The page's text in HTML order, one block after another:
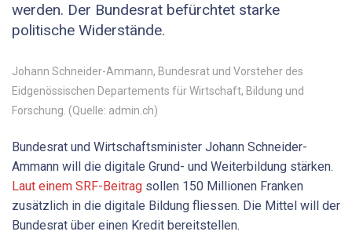
werden. Der Bundesrat befürchtet starke
politische Widerstände.
Johann Schneider-Ammann, Bundesrat und Vorsteher des
Eidgenössischen Departements für Wirtschaft, Bildung und
Forschung. (Quelle: admin.ch)
Bundesrat und Wirtschaftsminister Johann Schneider-
Ammann will die digitale Grund- und Weiterbildung stärken.
Laut einem SRF-Beitrag sollen 150 Millionen Franken
zusätzlich in die digitale Bildung fliessen. Die Mittel will der
Bundesrat über einen Kredit bereitstellen.